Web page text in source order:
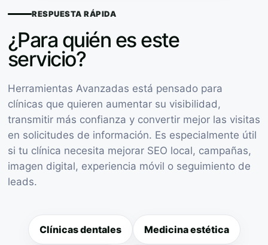
RESPUESTA RÁPIDA
¿Para quién es este
servicio?
Herramientas Avanzadas está pensado para
clínicas que quieren aumentar su visibilidad,
transmitir más confianza y convertir mejor las visitas
en solicitudes de información. Es especialmente útil
si tu clínica necesita mejorar SEO local, campañas,
imagen digital, experiencia móvil o seguimiento de
leads.
Clínicas dentales Medicina estética